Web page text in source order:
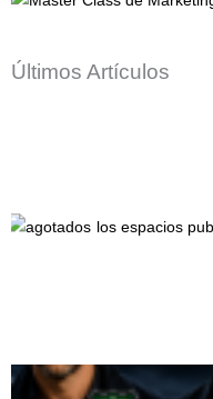
Últimos Artículos